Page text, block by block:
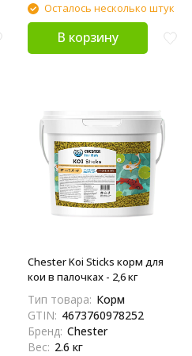
Осталось несколько штук
В корзину
Chester Koi Sticks корм для
кои в палочках - 2,6 кг
Тип товара: Корм
GTIN: 4673760978252
Бренд: Chester
Вес: 2.6 кг